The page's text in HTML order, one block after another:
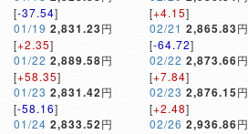
[-37.54]
01/19 2,831.23円
[+2.35]
01/22 2,889.58円
[+58.35]
01/23 2,831.42円
[-58.16]
01/24 2,833.52円
[+4.15]
02/21 2,865.83円
[-64.72]
02/22 2,873.66円
[+7.84]
02/23 2,876.15円
[+2.48]
02/26 2,936.86円